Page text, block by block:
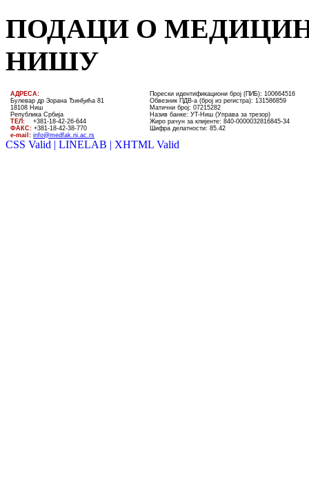
ПОДАЦИ О
НИШУ
AДРЕСА:
Булевар др Зорана Ђинђића 81
18108 Ниш
Република Србија
ТЕЛ: +381-18-42-26-644
ФАКС: +381-18-42-38-770
e-mail: info@medfak.ni.ac.rs
Порески идентификациони број (ПИБ): 100664516
Обвезник ПДВ-а (број из регистра): 131586859
Матични број: 07215282
Назив банке: УT-Ниш (Управа за трезор)
Жиро рачун за клијенте:840-0000032816845-34
Шифра делатности: 85.42
CSS Valid | LINELAB | XHTML Valid